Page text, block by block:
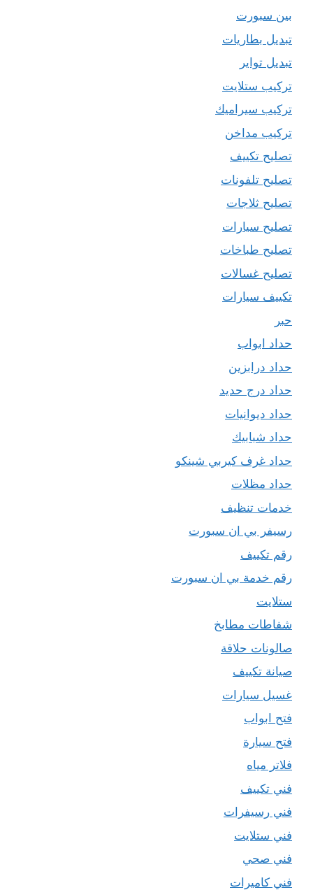
بين سبورت
تبديل بطاريات
تبديل تواير
تركيب ستلايت
تركيب سيراميك
تركيب مداخن
تصليح تكييف
تصليح تلفونات
تصليح ثلاجات
تصليح سيارات
تصليح طباخات
تصليح غسالات
تكييف سيارات
حبر
حداد ابواب
حداد درابزين
حداد درج حديد
حداد ديوانيات
حداد شبابيك
حداد غرف كيربي شينكو
حداد مظلات
خدمات تنظيف
رسيفر بي ان سبورت
رقم تكييف
رقم خدمة بي ان سبورت
ستلايت
شفاطات مطابخ
صالونات حلاقة
صيانة تكييف
غسيل سيارات
فتح ابواب
فتح سيارة
فلاتر مياه
فني تكييف
فني رسيفرات
فني ستلايت
فني صحي
فني كاميرات